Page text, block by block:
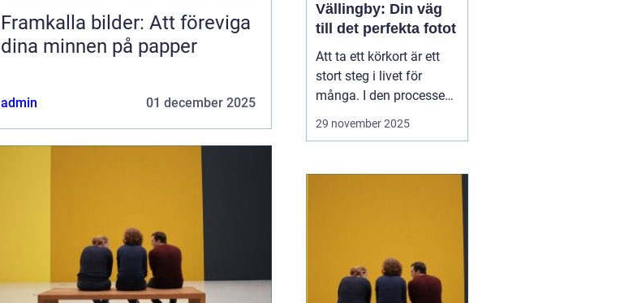
Framkalla bilder: Att föreviga
dina minnen på papper
admin 01 december 2025
Vällingby: Din väg
till det perfekta fotot
Att ta ett körkort är ett
stort steg i livet för
många. I den processen
är körkortsfotot mer än
identiteten på kortet som
29 november 2025